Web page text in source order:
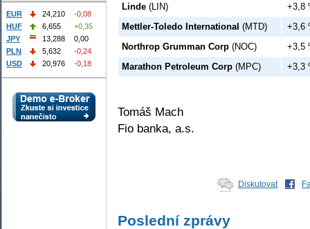
Linde (LIN)
+3,8
Mettler-Toledo International (MTD)
+3,6
Northrop Grumman Corp (NOC)
+3,5
Marathon Petroleum Corp (MPC) +3,3
Tomáš Mach
Fio banka, a.s.
Diskutovat
Poslední zprávy
EUR 24,210
-0,08
HUF
6,655
+0,35
JPY
13,288
0,00
PLN
5,632
-0,24
USD
20,976 -0,18